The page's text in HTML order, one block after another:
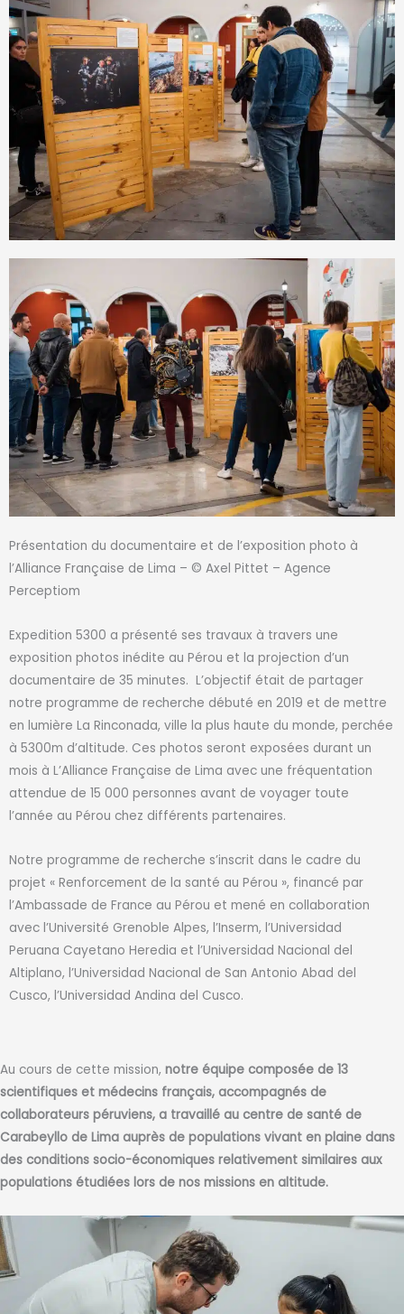
Présentation du documentaire et de l’exposition photo à
l’Alliance Française de Lima – © Axel Pittet – Agence
Perceptiom
Expedition 5300 a présenté ses travaux à travers une
exposition photos inédite au Pérou et la projection d’un
documentaire de 35 minutes. L’objectif était de partager
notre programme de recherche débuté en 2019 et de mettre
en lumière La Rinconada, ville la plus haute du monde, perchée
à 5300m d’altitude. Ces photos seront exposées durant un
mois à L’Alliance Française de Lima avec une fréquentation
attendue de 15 000 personnes avant de voyager toute
l’année au Pérou chez différents partenaires.
Notre programme de recherche s’inscrit dans le cadre du
projet « Renforcement de la santé au Pérou », financé par
l’Ambassade de France au Pérou et mené en collaboration
avec l’Université Grenoble Alpes, l’Inserm, l’Universidad
Peruana Cayetano Heredia et l’Universidad Nacional del
Altiplano, l’Universidad Nacional de San Antonio Abad del
Cusco, l’Universidad Andina del Cusco.
Au cours de cette mission, notre équipe composée de 13
scientifiques et médecins français, accompagnés de
collaborateurs péruviens, a travaillé au centre de santé de
Carabeyllo de Lima auprès de populations vivant en plaine dans
des conditions socio-économiques relativement similaires aux
populations étudiées lors de nos missions en altitude.